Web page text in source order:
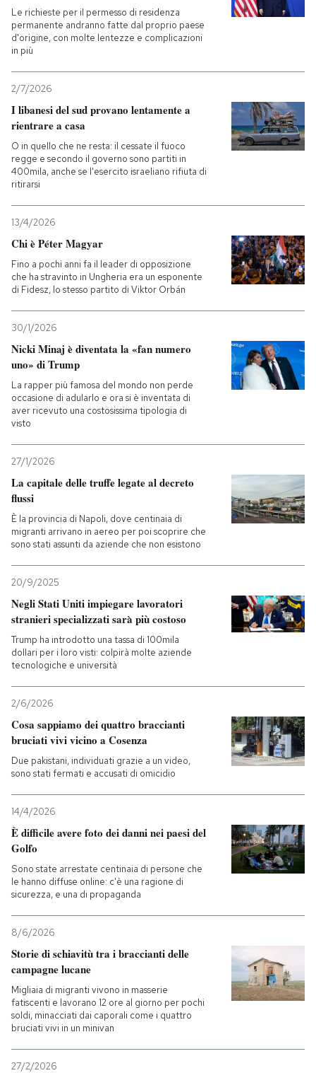
CALENDARIO
Le richieste per il permesso di residenza
permanente andranno fatte dal proprio paese
d'origine, con molte lentezze e complicazioni
in più
2/7/2026
I libanesi del sud provano lentamente a
rientrare a casa
O in quello che ne resta: il cessate il fuoco
regge e secondo il governo sono partiti in
400mila, anche se l'esercito israeliano rifiuta di
ritirarsi
13/4/2026
Chi è Péter Magyar
Fino a pochi anni fa il leader di opposizione
che ha stravinto in Ungheria era un esponente
di Fidesz, lo stesso partito di Viktor Orbán
30/1/2026
Nicki Minaj è diventata la «fan numero
uno» di Trump
La rapper più famosa del mondo non perde
occasione di adularlo e ora si è inventata di
aver ricevuto una costosissima tipologia di
visto
27/1/2026
La capitale delle truffe legate al decreto
flussi
È la provincia di Napoli, dove centinaia di
migranti arrivano in aereo per poi scoprire che
sono stati assunti da aziende che non esistono
20/9/2025
Negli Stati Uniti impiegare lavoratori
stranieri specializzati sarà più costoso
Trump ha introdotto una tassa di 100mila
dollari per i loro visti: colpirà molte aziende
tecnologiche e università
2/6/2026
Cosa sappiamo dei quattro braccianti
bruciati vivi vicino a Cosenza
Due pakistani, individuati grazie a un video,
sono stati fermati e accusati di omicidio
14/4/2026
È difficile avere foto dei danni nei paesi del
Golfo
Sono state arrestate centinaia di persone che
le hanno diffuse online: c'è una ragione di
sicurezza, e una di propaganda
8/6/2026
Storie di schiavitù tra i braccianti delle
campagne lucane
Migliaia di migranti vivono in masserie
fatiscenti e lavorano 12 ore al giorno per pochi
soldi, minacciati dai caporali come i quattro
bruciati vivi in un minivan
27/2/2026